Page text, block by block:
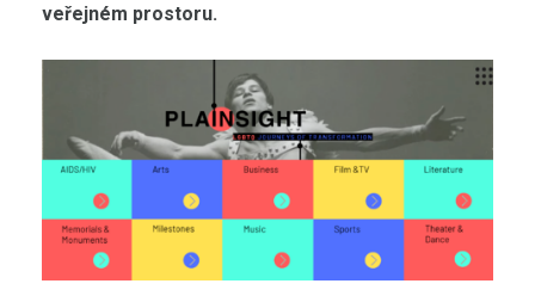
veřejném prostoru.